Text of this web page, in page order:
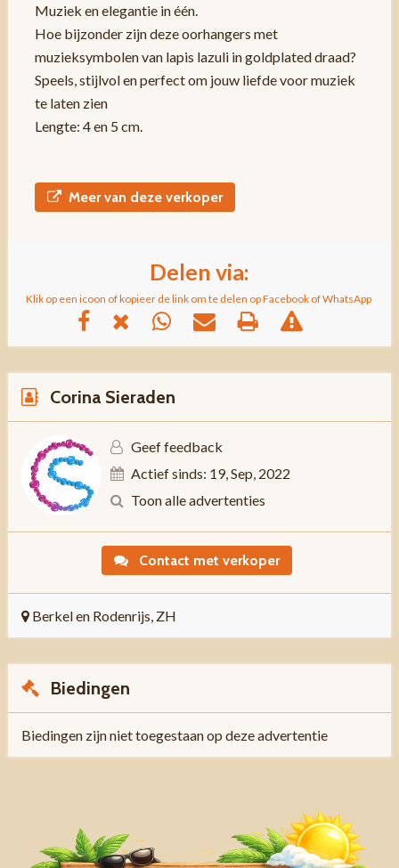
Muziek en elegantie in één.
Hoe bijzonder zijn deze oorhangers met
muzieksymbolen van lapis lazuli in goldplated draad?
Speels, stijlvol en perfect om jouw liefde voor muziek
te laten zien
Lengte: 4 en 5 cm.
Meer van deze verkoper
Delen via:
Klik op een icoon of kopieer de link om te delen op Facebook of WhatsApp
Corina Sieraden
Geef feedback
Actief sinds: 19, Sep, 2022
Toon alle advertenties
Contact met verkoper
Berkel en Rodenrijs, ZH
Biedingen
Biedingen zijn niet toegestaan op deze advertentie